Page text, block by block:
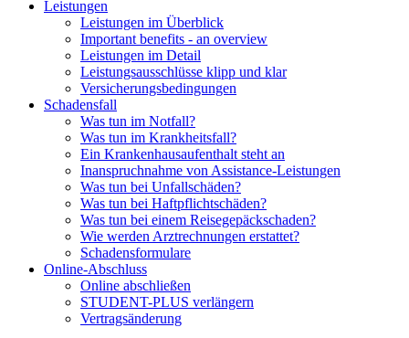
Leistungen
Leistungen im Überblick
Important benefits - an overview
Leistungen im Detail
Leistungsausschlüsse klipp und klar
Versicherungsbedingungen
Schadensfall
Was tun im Notfall?
Was tun im Krankheitsfall?
Ein Krankenhausaufenthalt steht an
Inanspruchnahme von Assistance-Leistungen
Was tun bei Unfallschäden?
Was tun bei Haftpflichtschäden?
Was tun bei einem Reisegepäckschaden?
Wie werden Arztrechnungen erstattet?
Schadensformulare
Online-Abschluss
Online abschließen
STUDENT-PLUS verlängern
Vertragsänderung